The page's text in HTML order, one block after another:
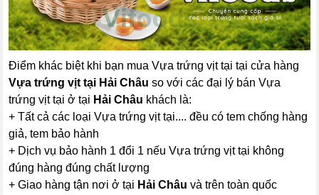
Điểm khác biệt khi bạn mua Vựa trứng vịt tại tại cửa hàng
Vựa trứng vịt tại Hải Châu so với các đại lý bán Vựa
trứng vịt tại ở tại Hải Châu khách là:
+ Tất cả các loại Vựa trứng vịt tại.... đều có tem chống hàng
giả, tem bảo hành
+ Dịch vụ bảo hành 1 đổi 1 nếu Vựa trứng vịt tại không
đúng hàng đúng chất lượng
+ Giao hàng tận nơi ở tại Hải Châu và trên toàn quốc